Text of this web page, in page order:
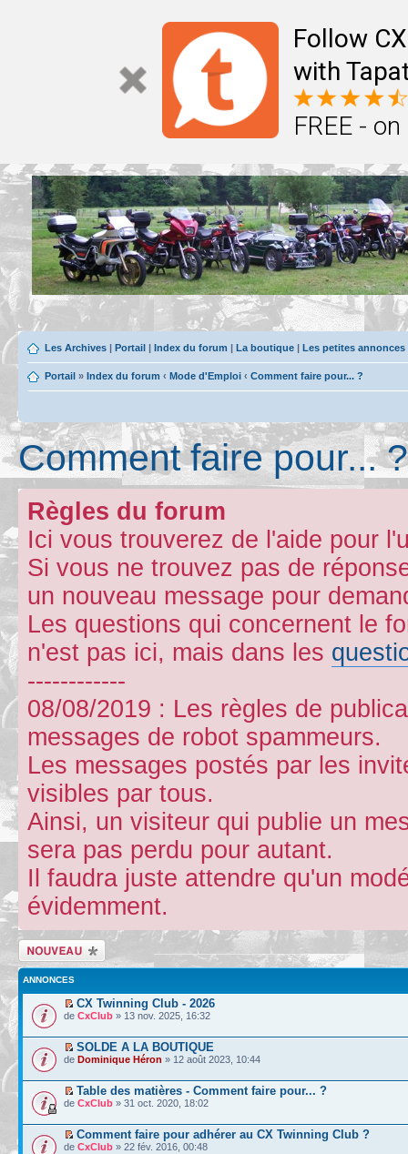
Follow
with
FREE -
Les Archives | Portail | Index du forum | La boutique | Les petites
Portail » Index du forum ‹ Mode d'Emploi ‹ Comment faire pour... ?
Comment faire pour... ?
Règles du forum
Ici vous trouverez de l'aide pour
Si vous ne trouvez pas de
un nouveau message pour
Les questions qui concernent le
n'est pas ici, mais dans les
------------
08/08/2019 : Les règles de
messages de robot spammeurs.
Les messages postés par les
visibles par tous.
Ainsi, un visiteur qui publie un
sera pas perdu pour autant.
Il faudra juste attendre qu'un
évidemment.
Écrire un nouveau
sujet
ANNONCES
CX Twinning Club - 2026
de CxClub » 13 nov. 2025, 16:32
SOLDE A LA BOUTIQUE
de Dominique Héron » 12 août 2023, 10:44
Table des matières - Comment faire pour... ?
de CxClub » 31 oct. 2020, 18:02
Comment faire pour adhérer au CX Twinning Club ?
de CxClub » 22 fév. 2016, 00:48